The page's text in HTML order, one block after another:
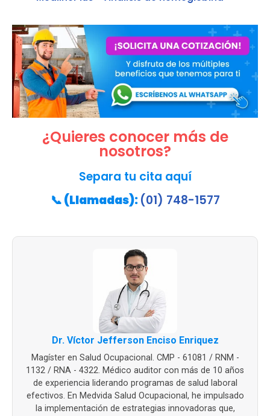
¿Quieres conocer más de
nosotros?
Separa tu cita aquí
📞(Llamadas):(01) 748-1577
Dr. Víctor Jefferson Enciso Enriquez
Magíster en Salud Ocupacional. CMP - 61081 / RNM -
1132 / RNA - 4322. Médico auditor con más de 10 años
de experiencia liderando programas de salud laboral
efectivos. En Medvida Salud Ocupacional, he impulsado
la implementación de estrategias innovadoras que,